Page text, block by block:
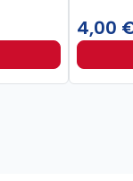
juridiques
4,00